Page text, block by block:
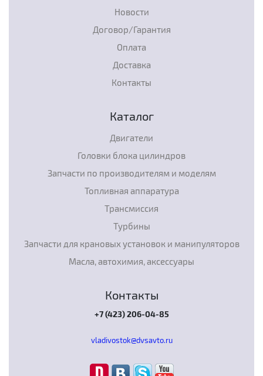
Новости
Договор/Гарантия
Оплата
Доставка
Контакты
Каталог
Двигатели
Головки блока цилиндров
Запчасти по производителям и моделям
Топливная аппаратура
Трансмиссия
Турбины
Запчасти для крановых установок и манипуляторов
Масла, автохимия, аксессуары
Контакты
+7 (423) 206-04-85
vladivostok@dvsavto.ru